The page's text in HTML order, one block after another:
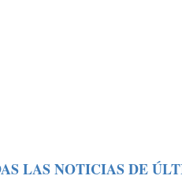
LAS NOTICIAS DE